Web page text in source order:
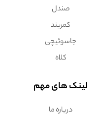
صندل
کمربند
جاسوئیچی
کلاه
لینک های مهم
درباره ما